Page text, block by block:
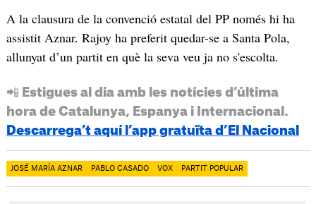
A la clausura de la convenció estatal del PP només hi ha
assistit Aznar. Rajoy ha preferit quedar-se a Santa Pola,
allunyat d’un partit en què la seva veu ja no s'escolta.
📲 Estigues al dia amb les notícies d’última
hora de Catalunya, Espanya i Internacional.
Descarrega’t aquí l’app gratuïta d’El Nacional
JOSÉ MARÍA AZNAR PABLO CASADO VOX PARTIT POPULAR